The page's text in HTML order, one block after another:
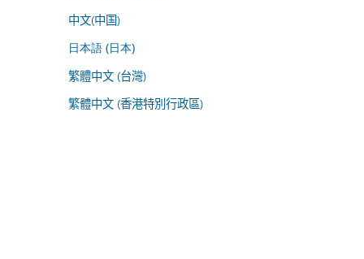
中文(中国)
日本語 (日本)
繁體中文 (台灣)
繁體中文 (香港特別行政區)